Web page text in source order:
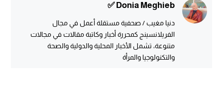
Donia Meghieb ✅
دنيا مغيب / صحفية مستقلة أعمل في مجال
الفريلانسينج كمحررة أخبار وكاتبة مقالات في مجالات
متنوعة، تشمل الأخبار المحلية والدولية والصحة
والتكنولوجيا والمرأة